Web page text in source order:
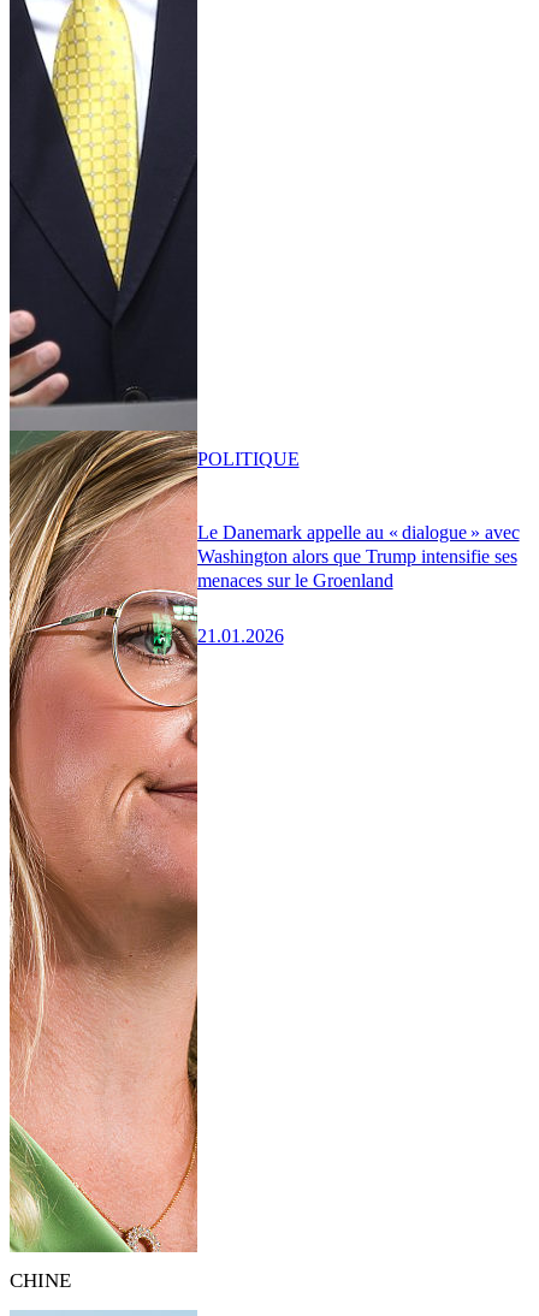
Le Danemark appelle au « dialogue » avec
Washington alors que Trump intensifie ses
menaces sur le Groenland
21.01.2026
POLITIQUE
CHINE